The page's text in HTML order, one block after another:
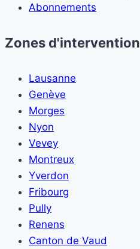
Abonnements
Zones d'intervention
Lausanne
Genève
Morges
Nyon
Vevey
Montreux
Yverdon
Fribourg
Pully
Renens
Canton de Vaud